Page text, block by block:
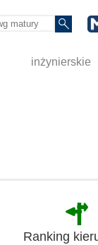
inżynierskie
Ranking